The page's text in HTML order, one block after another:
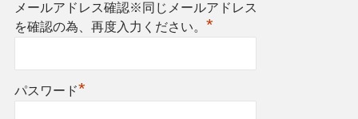
メールアドレス確認※同じメールアドレス
を確認の為、再度入力ください。 *
パスワード*